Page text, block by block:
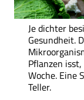
Je dichter
Gesundheit.
Pflanzen
Woche. Eine
Teller.